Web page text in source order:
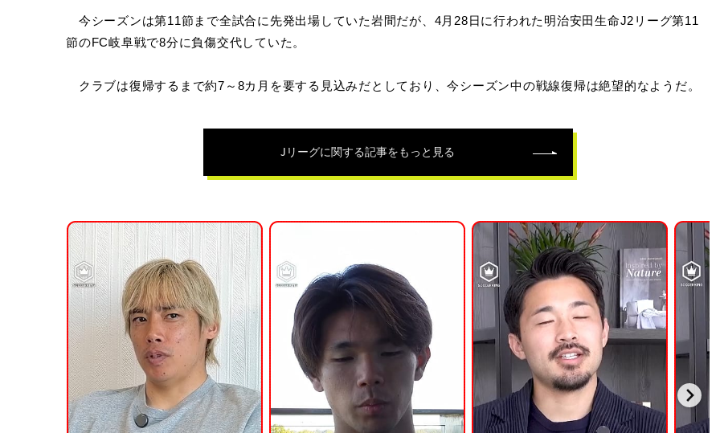
今シーズンは第11節まで全試合に先発出場していた岩間だが、4月28日に行われた明治安田生命J2リーグ第11
節のFC岐阜戦で8分に負傷交代していた。
クラブは復帰するまで約7～8カ月を要する見込みだとしており、今シーズン中の戦線復帰は絶望的なようだ。
Jリーグに関する記事をもっと見る